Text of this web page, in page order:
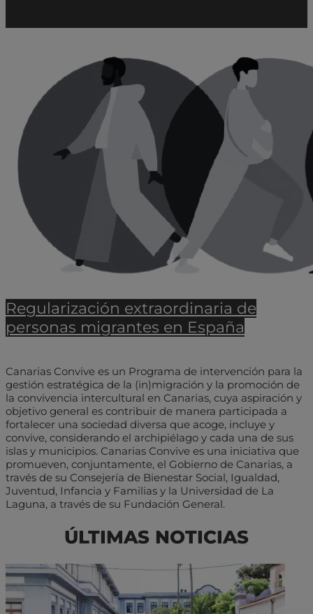
Regularización extraordinaria de
personas migrantes en España
Canarias Convive es un Programa de intervención para la
gestión estratégica de la (in)migración y la promoción de
la convivencia intercultural en Canarias, cuya aspiración y
objetivo general es contribuir de manera participada a
fortalecer una sociedad diversa que acoge, incluye y
convive, considerando el archipiélago y cada una de sus
islas y municipios. Canarias Convive es una iniciativa que
promueven, conjuntamente, el Gobierno de Canarias, a
través de su Consejería de Bienestar Social, Igualdad,
Juventud, Infancia y Familias y la Universidad de La
Laguna, a través de su Fundación General.
ÚLTIMAS NOTICIAS